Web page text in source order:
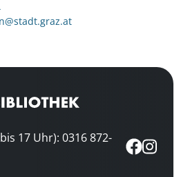
17 Uhr): 0316 872-